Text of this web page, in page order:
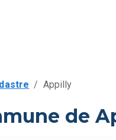
/ Appilly
de